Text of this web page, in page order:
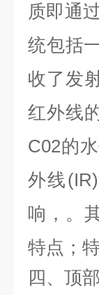
质即通
统包括
收了发
红外线
C02的
外线(IR)
响，。
特点；
四、顶